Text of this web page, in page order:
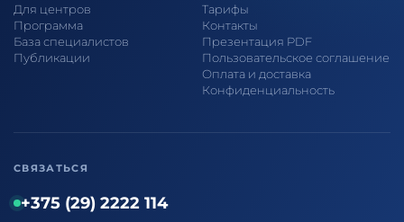
Для центров
Программа
База специалистов
Публикации
Тарифы
Контакты
Презентация PDF
Пользовательское соглашение
Оплата и доставка
Конфиденциальность
СВЯЗАТЬСЯ
+375 (29) 2222 114